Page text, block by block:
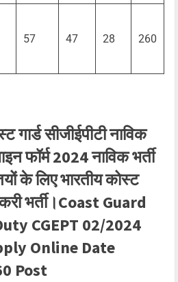
57 47 28 260
सीजीईपीटी नाविक
फॉर्म 2024 नाविक भर्ती
के लिए भारतीय कोस्ट
भर्ती।Coast Guard
CGEPT 02/2024
Online Date
Post